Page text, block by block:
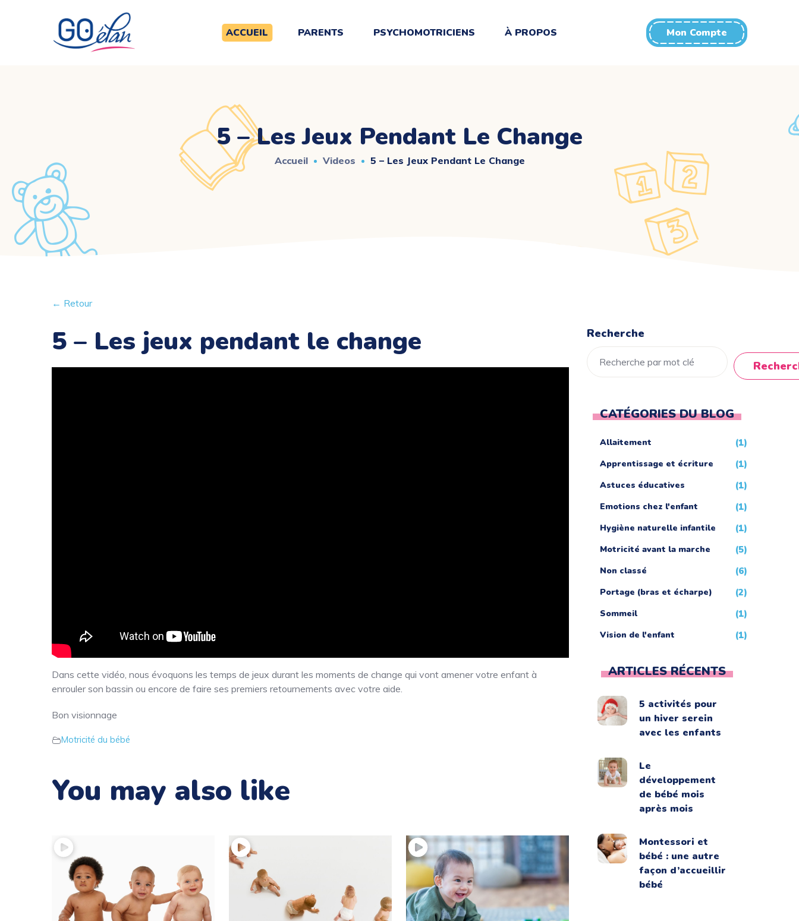
ACCUEIL PARENTS PSYCHOMOTRICIENS À PROPOS Mon Compte
5 – Les Jeux Pendant Le Change
Accueil Videos 5 – Les Jeux Pendant Le Change
← Retour
5 – Les jeux pendant le change
Dans cette vidéo, nous évoquons les temps de jeux durant les moments de change qui vont amener votre enfant à
enrouler son bassin ou encore de faire ses premiers retournements avec votre aide.
Bon visionnage
Motricité du bébé
You may also like
Recherche
CATÉGORIES DU BLOG
Allaitement (1)
Apprentissage et écriture (1)
Astuces éducatives (1)
Emotions chez l'enfant (1)
Hygiène naturelle infantile (1)
Motricité avant la marche (5)
Non classé (6)
Portage (bras et écharpe) (2)
Sommeil (1)
Vision de l'enfant (1)
ARTICLES RÉCENTS
5 activités pour
un hiver serein
avec les enfants
Le
développement
de bébé mois
après mois
Montessori et
bébé : une autre
façon d’accueillir
bébé